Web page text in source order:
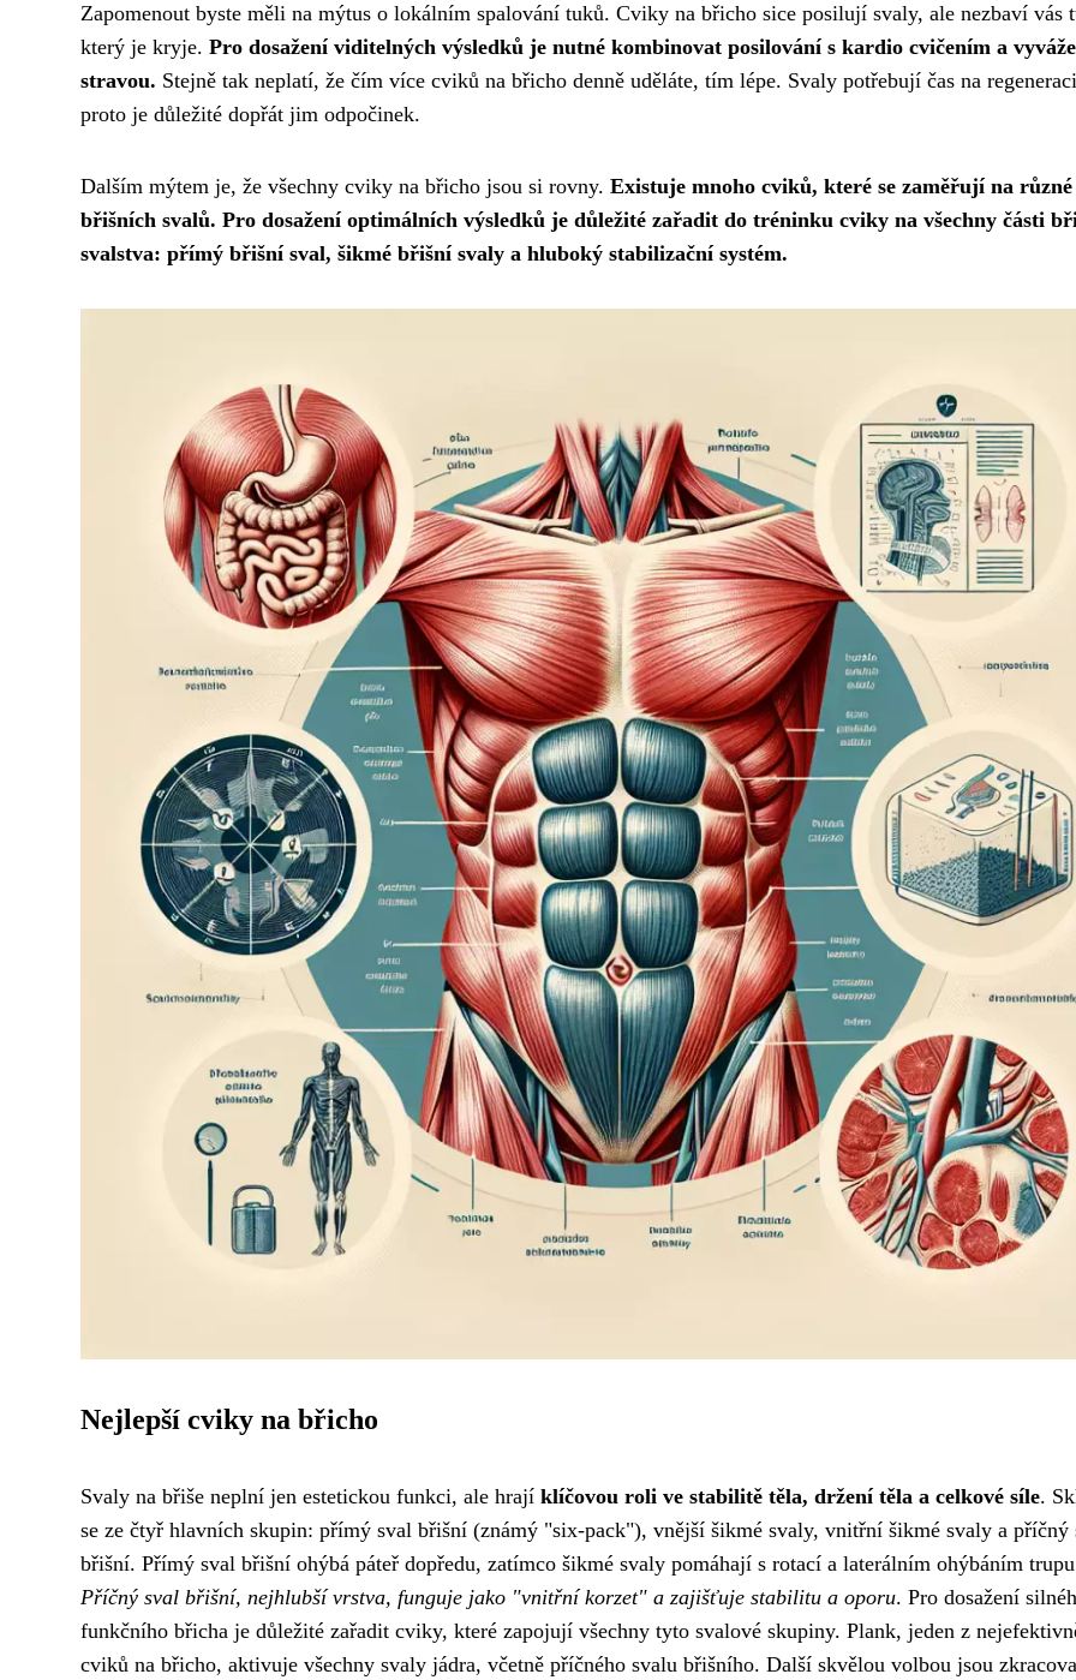
Zapomenout byste měli na mýtus o lokálním spalování tuků. Cviky na břicho sice posilují svaly, ale nezbaví vás
který je kryje. Pro dosažení viditelných výsledků je nutné kombinovat posilování s kardio cvičením a
stravou. Stejně tak neplatí, že čím více cviků na břicho denně uděláte, tím lépe. Svaly potřebují čas na
proto je důležité dopřát jim odpočinek.
Dalším mýtem je, že všechny cviky na břicho jsou si rovny. Existuje mnoho cviků, které se zaměřují na různé
břišních svalů. Pro dosažení optimálních výsledků je důležité zařadit do tréninku cviky na všechny části
svalstva: přímý břišní sval, šikmé břišní svaly a hluboký stabilizační systém.
Nejlepší cviky na břicho
Svaly na břiše neplní jen estetickou funkci, ale hrají klíčovou roli ve stabilitě těla, držení těla a celkové síle.
se ze čtyř hlavních skupin: přímý sval břišní (známý "six-pack"), vnější šikmé svaly, vnitřní šikmé svaly a příčný
břišní. Přímý sval břišní ohýbá páteř dopředu, zatímco šikmé svaly pomáhají s rotací a laterálním ohýbáním
Příčný sval břišní, nejhlubší vrstva, funguje jako "vnitřní korzet" a zajišťuje stabilitu a oporu. Pro dosažení
funkčního břicha je důležité zařadit cviky, které zapojují všechny tyto svalové skupiny. Plank, jeden z
cviků na břicho, aktivuje všechny svaly jádra, včetně příčného svalu břišního. Další skvělou volbou jsou